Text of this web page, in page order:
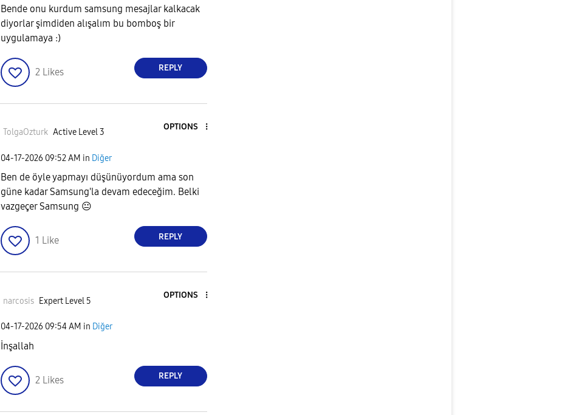
Bende onu kurdum samsung mesajlar kalkacak
diyorlar şimdiden alışalım bu bomboş bir
uygulamaya :)
2 Likes REPLY
TolgaOzturk Active Level 3
OPTIONS
‎04-17-2026 09:52 AM in Diğer
Ben de öyle yapmayı düşünüyordum ama son
güne kadar Samsung'la devam edeceğim. Belki
vazgeçer Samsung 😐
1 Like REPLY
narcosis Expert Level 5
OPTIONS
‎04-17-2026 09:54 AM in Diğer
İnşallah
2 Likes REPLY